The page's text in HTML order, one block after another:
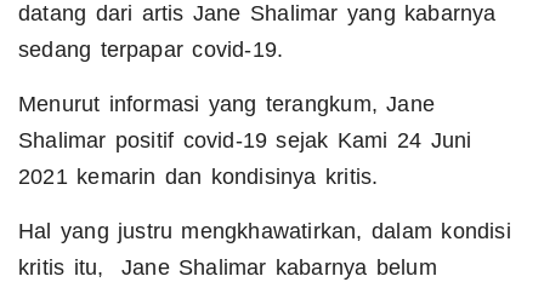
datang dari artis Jane Shalimar yang kabarnya
sedang terpapar covid-19.
Menurut informasi yang terangkum, Jane
Shalimar positif covid-19 sejak Kami 24 Juni
2021 kemarin dan kondisinya kritis.
Hal yang justru mengkhawatirkan, dalam kondisi
kritis itu, Jane Shalimar kabarnya belum